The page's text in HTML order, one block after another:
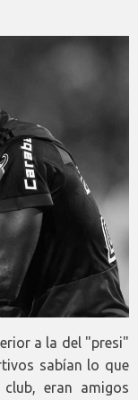
a la del "presi"
sabían lo que
eran amigos